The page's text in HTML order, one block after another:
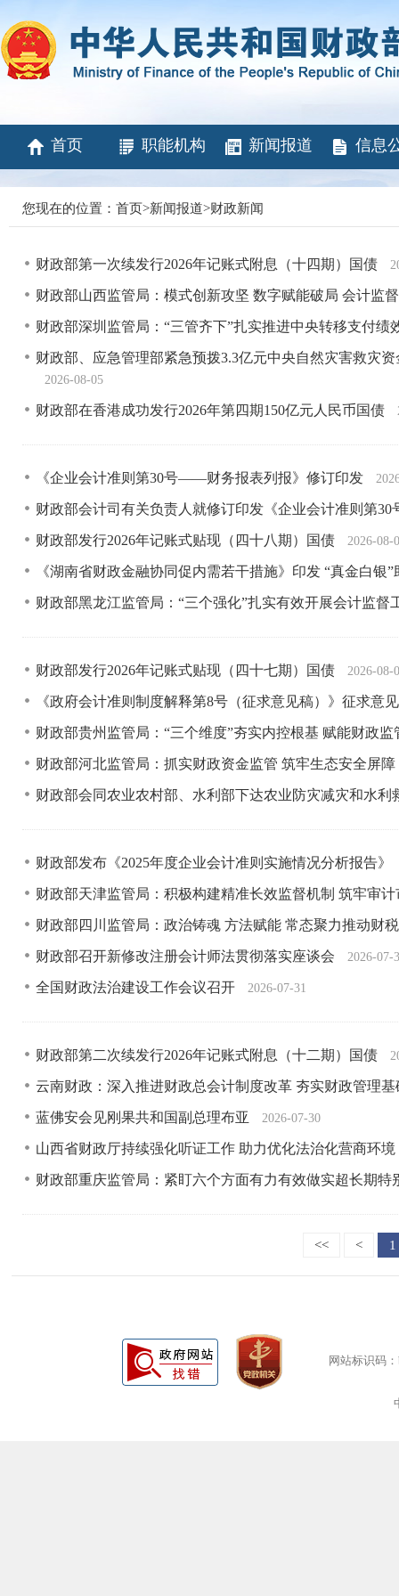
首页 职能机构 新闻报道 信息
您现在的位置： 首页>新闻报道>财政新闻
财政部第一次续发行2026年记账式附息（十四期）国债
财政部山西监管局：模式创新攻坚 数字赋能破局 会计监
财政部深圳监管局：“三管齐下”扎实推进中央转移支付
财政部、应急管理部紧急预拨3.3亿元中央自然灾害救灾
2026-08-05
财政部在香港成功发行2026年第四期150亿元人民币国债
《企业会计准则第30号——财务报表列报》修订印发
财政部会计司有关负责人就修订印发《企业会计准则第
财政部发行2026年记账式贴现（四十八期）国债 2026-08-
《湖南省财政金融协同促内需若干措施》印发 “真金白银
财政部黑龙江监管局：“三个强化”扎实有效开展会计监督
财政部发行2026年记账式贴现（四十七期）国债 2026-08-
《政府会计准则制度解释第8号（征求意见稿）》征求意
财政部贵州监管局：“三个维度”夯实内控根基 赋能财政
财政部河北监管局：抓实财政资金监管 筑牢生态安全屏障
财政部会同农业农村部、水利部下达农业防灾减灾和水
财政部发布《2025年度企业会计准则实施情况分析报告》
财政部天津监管局：积极构建精准长效监督机制 筑牢审
财政部四川监管局：政治铸魂 方法赋能 常态聚力推动财
财政部召开新修改注册会计师法贯彻落实座谈会 2026-07-
全国财政法治建设工作会议召开 2026-07-31
财政部第二次续发行2026年记账式附息（十二期）国债
云南财政：深入推进财政总会计制度改革 夯实财政管理
蓝佛安会见刚果共和国副总理布亚 2026-07-30
山西省财政厅持续强化听证工作 助力优化法治化营商环境
财政部重庆监管局：紧盯六个方面有力有效做实超长期
<< < 1
网站标识码